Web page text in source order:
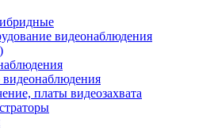
видеонаблюдения
платы видеозахвата